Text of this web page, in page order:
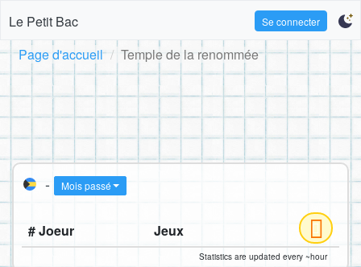
Le Petit Bac Se connecter
Page d'accueil Temple de la renommée
- Mois passé
# Joeur Jeux
Statistics are updated every ~hour